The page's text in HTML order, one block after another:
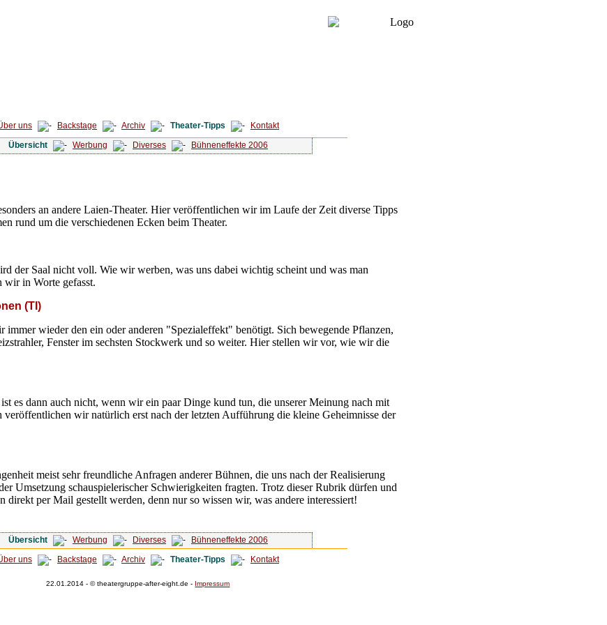
uns Backstage Archiv Theater-Tipps
Kontakt
Übersicht
Werbung Diverses Bühneneffekte 2006
an andere Laien-Theater. Hier veröffentlichen wir im Laufe der Zeit diverse Tipps
rund um die verschiedenen Ecken beim Theater.
der Saal nicht voll. Wie wir werben, was uns dabei wichtig scheint und was man
wir in Worte gefasst.
(TI)
immer wieder den ein oder anderen "Spezialeffekt" benötigt. Sich bewegende Pflanzen,
Fenster im sechsten Stockwerk und so weiter. Hier stellen wir vor, wie wir die
es dann auch nicht, wenn wir ein paar Dinge kund tun, die unserer Meinung nach mit
wir natürlich erst nach der letzten Aufführung die kleine Geheimnisse der
meist sehr freundliche Anfragen anderer Bühnen, die uns nach der Realisierung
Umsetzung schauspielerischer Schwierigkeiten fragten. Trotz dieser Rubrik dürfen und
direkt per Mail gestellt werden, denn nur so wissen wir, was andere interessiert!
Übersicht Werbung Diverses
Bühneneffekte 2006
uns
Backstage Archiv Theater-Tipps Kontakt
22.01.2014 - © theatergruppe-after-eight.de - Impressum